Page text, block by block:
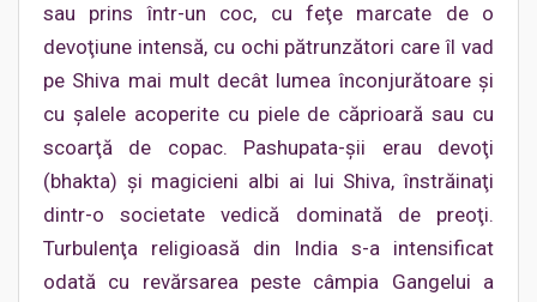
sau prins într-un coc, cu feţe marcate de o
devoţiune intensă, cu ochi pătrunzători care îl vad
pe Shiva mai mult decât lumea înconjurătoare şi
cu şalele acoperite cu piele de căprioară sau cu
scoarţă de copac. Pashupata-şii erau devoţi
(bhakta) şi magicieni albi ai lui Shiva, înstrăinaţi
dintr-o societate vedică dominată de preoţi.
Turbulenţa religioasă din India s-a intensificat
odată cu revărsarea peste câmpia Gangelui a